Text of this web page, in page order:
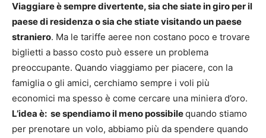
Viaggiare è sempre divertente, sia che siate in giro per il
paese di residenza o sia che stiate visitando un paese
straniero. Ma le tariffe aeree non costano poco e trovare
biglietti a basso costo può essere un problema
preoccupante. Quando viaggiamo per piacere, con la
famiglia o gli amici, cerchiamo sempre i voli più
economici ma spesso è come cercare una miniera d’oro.
L’idea è: se spendiamo il meno possibilequando stiamo
per prenotare un volo, abbiamo più da spendere quando